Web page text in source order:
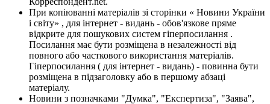
При копіюванні матеріалів зі сторінки « Новини України
і світу» , для інтернет - видань - обов'язкове пряме
відкрите для пошукових систем гіперпосилання .
Посилання має бути розміщена в незалежності від
повного або часткового використання матеріалів.
Гіперпосилання ( для інтернет - видань) - повинна бути
розміщена в підзаголовку або в першому абзаці
матеріалу.
Новини з позначками "Думка", "Експертиза", "Заява",